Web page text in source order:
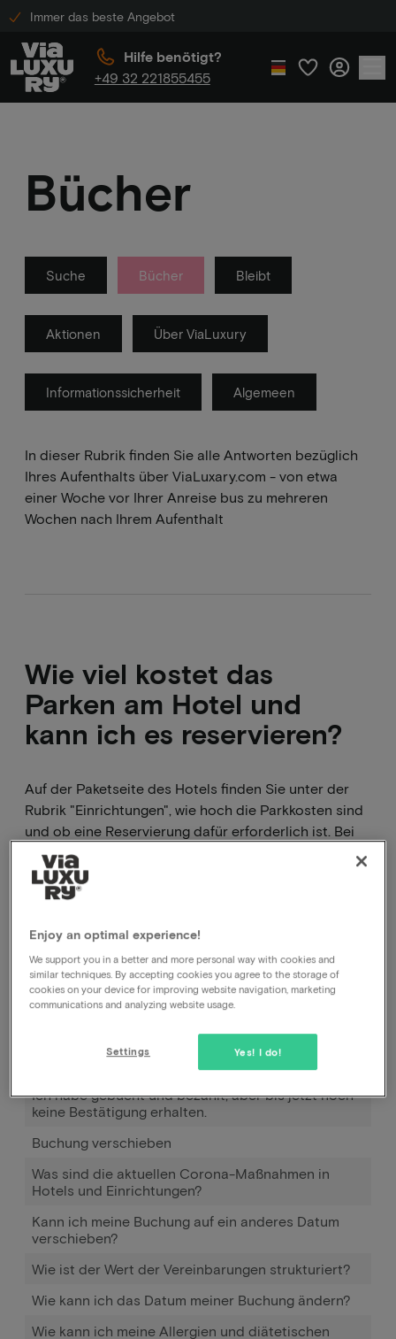
Immer das beste Angebot
Hilfe benötigt?
+49 32 221855455
Bücher
Suche Bücher Bleibt
Aktionen Über ViaLuxury
Informationssicherheit Algemeen
In dieser Rubrik finden Sie alle Antworten bezüglich
Ihres Aufenthalts über ViaLuxary.com - von etwa
einer Woche vor Ihrer Anreise bus zu mehreren
Wochen nach Ihrem Aufenthalt
Wie kann ich meine Buchung stornieren, beim Hotel
oder bei Ihnen?
Wie kann ich das Datum meiner Buchung ändern?
Wie funktioniert Pay later?
Ich habe gebucht und bezahlt, aber bis jetzt noch
keine Bestätigung erhalten.
Buchung verschieben
Was sind die aktuellen Corona-Maßnahmen in
Hotels und Einrichtungen?
Kann ich meine Buchung auf ein anderes Datum
verschieben?
Wie ist der Wert der Vereinbarungen strukturiert?
Wie kann ich das Datum meiner Buchung ändern?
Wie kann ich meine Allergien und diätetischen
Wie viel kostet das
Parken am Hotel und
kann ich es reservieren?
Auf der Paketseite des Hotels finden Sie unter der
Rubrik "Einrichtungen", wie hoch die Parkkosten sind
und ob eine Reservierung dafür erforderlich ist. Bei
einigen Paketen ist das Parken Teil des Pakets. In
diesen Fällen finden Sie dies unter dem Paketinhalt
und was hier angegeben ist, hat Vorrang vor dem, was
Enjoy an optimal experience!
We support you in a better and more personal way with cookies and
similar techniques. By accepting cookies you agree to the storage of
cookies on your device for improving website navigation, marketing
communications and analyzing website usage.
Yes! I do!
Settings